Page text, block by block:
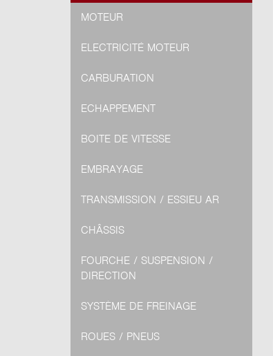
MOTEUR
ELECTRICITÉ MOTEUR
CARBURATION
ECHAPPEMENT
BOITE DE VITESSE
EMBRAYAGE
TRANSMISSION / ESSIEU AR
CHÂSSIS
FOURCHE / SUSPENSION /
DIRECTION
SYSTÈME DE FREINAGE
ROUES / PNEUS